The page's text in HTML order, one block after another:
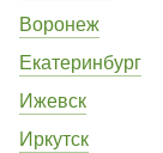
Воронеж
Екатеринбург
Ижевск
Иркутск